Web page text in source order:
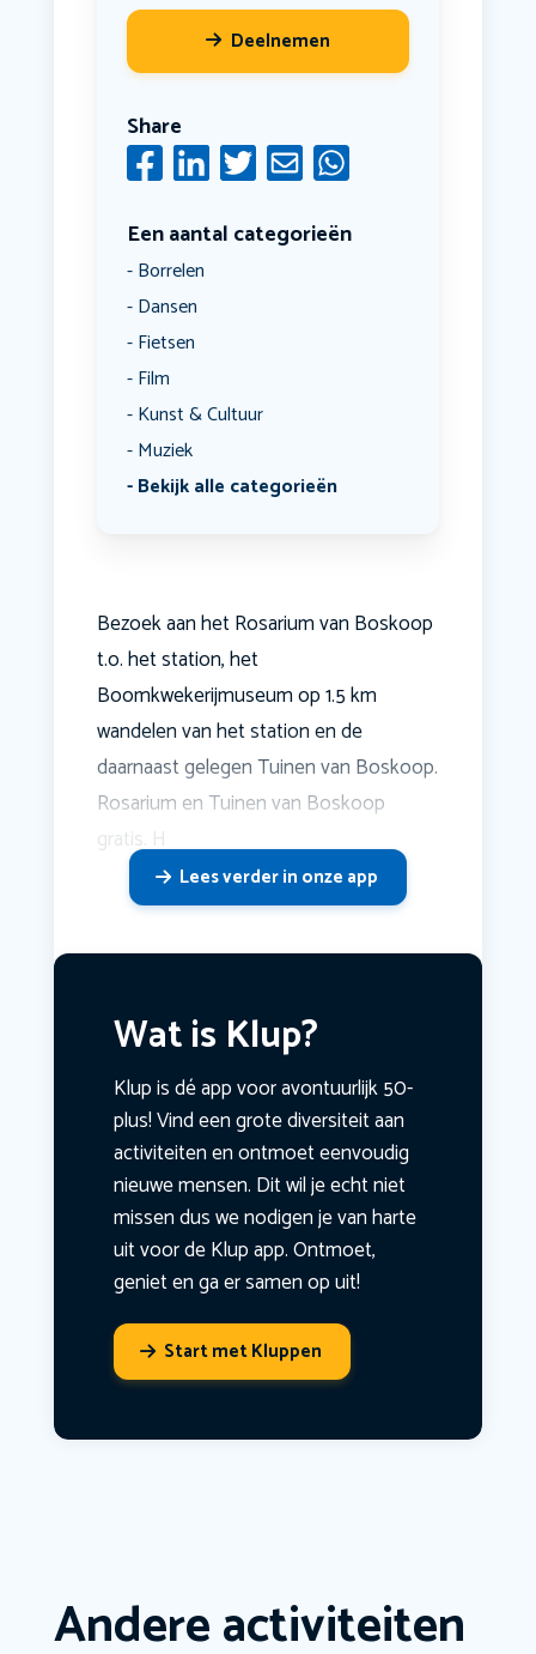
Deelnemen
Share
Een aantal categorieën
Borrelen
Dansen
Fietsen
Film
Kunst & Cultuur
Muziek
Bekijk alle categorieën
Bezoek aan het Rosarium van Boskoop
t.o. het station, het
Boomkwekerijmuseum op 1.5 km
wandelen van het station en de
daarnaast gelegen Tuinen van Boskoop.
Rosarium en Tuinen van Boskoop
gratis. H
Lees verder in onze app
Wat is Klup?
Klup is dé app voor avontuurlijk 50-
plus! Vind een grote diversiteit aan
activiteiten en ontmoet eenvoudig
nieuwe mensen. Dit wil je echt niet
missen dus we nodigen je van harte
uit voor de Klup app. Ontmoet,
geniet en ga er samen op uit!
Start met Kluppen
Andere activiteiten